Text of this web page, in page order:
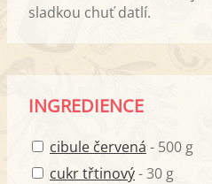
sladkou chuť datlí.
INGREDIENCE
cibule červená - 500 g
cukr třtinový- 30 g